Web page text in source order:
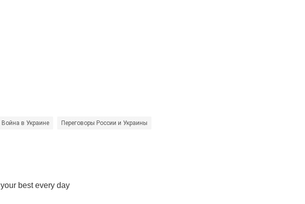
Война в Украине Переговоры России и Украины